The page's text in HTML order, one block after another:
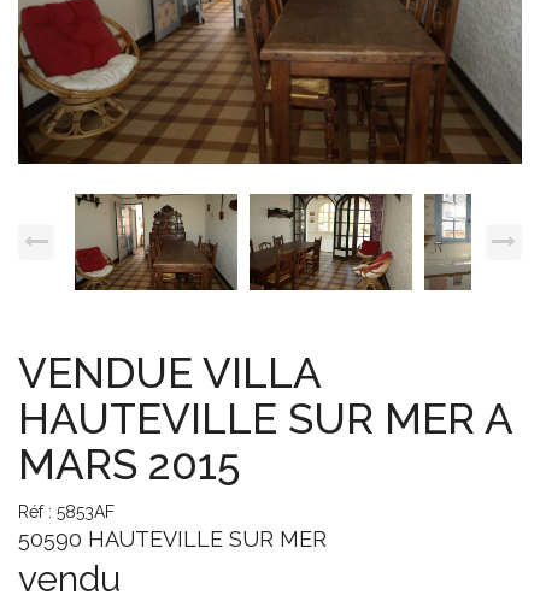
VENDUE VILLA
HAUTEVILLE SUR MER A
MARS 2015
Réf : 5853AF
50590 HAUTEVILLE SUR MER
vendu